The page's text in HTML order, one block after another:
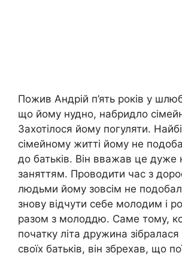
Пожив Андрій п’ять років у
що йому нудно, набридло
Захотілося йому погуляти.
сімейному житті йому не
до батьків. Він вважав це дуже
заняттям. Проводити час з
людьми йому зовсім не
знову відчути себе молодим і
разом з молоддю. Саме тому,
початку літа дружина
своїх батьків, він збрехав, що